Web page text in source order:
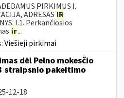
PIRKIMUS I.
ADRESAS IR
I.1. Perkančiosios
ir...
Viešieji pirkimai
dėl Pelno mokesčio
straipsnio pakeitimo
12-18